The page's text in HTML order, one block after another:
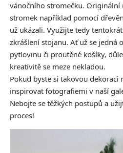
vánočního stromečku. Originální
stromek například pomocí
už ukázali. Využijte tedy
zkrášlení stojanu. Ať už se jedná
pytlovinu či proutěné košíky,
kreativitě se meze nekladou.
Pokud byste si takovou dekoraci
inspirovat fotografiemi v naší
Nebojte se těžkých postupů a
proces!